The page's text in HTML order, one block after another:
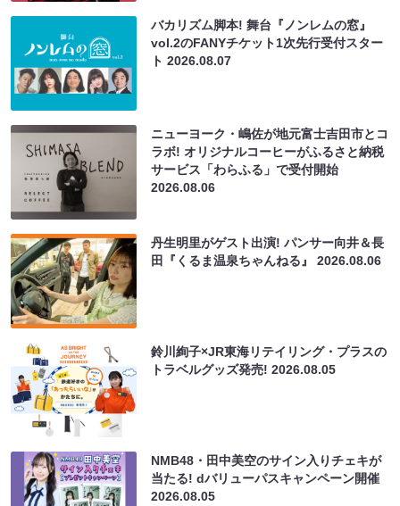
バカリズム脚本! 舞台『ノンレムの窓』
vol.2のFANYチケット1次先行受付スター
ト2026.08.07
ニューヨーク・嶋佐が地元富士吉田市とコ
ラボ! オリジナルコーヒーがふるさと納税
サービス「わらふる」で受付開始
2026.08.06
丹生明里がゲスト出演! パンサー向井＆長
田『くるま温泉ちゃんねる』2026.08.06
鈴川絢子×JR東海リテイリング・プラスの
トラベルグッズ発売!2026.08.05
NMB48・田中美空のサイン入りチェキが
当たる! dバリューパスキャンペーン開催
2026.08.05